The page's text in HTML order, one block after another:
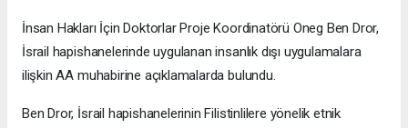
İnsan Hakları İçin Doktorlar Proje Koordinatörü Oneg Ben Dror,
İsrail hapishanelerinde uygulanan insanlık dışı uygulamalara
ilişkin AA muhabirine açıklamalarda bulundu.
Ben Dror, İsrail hapishanelerinin Filistinlilere yönelik etnik